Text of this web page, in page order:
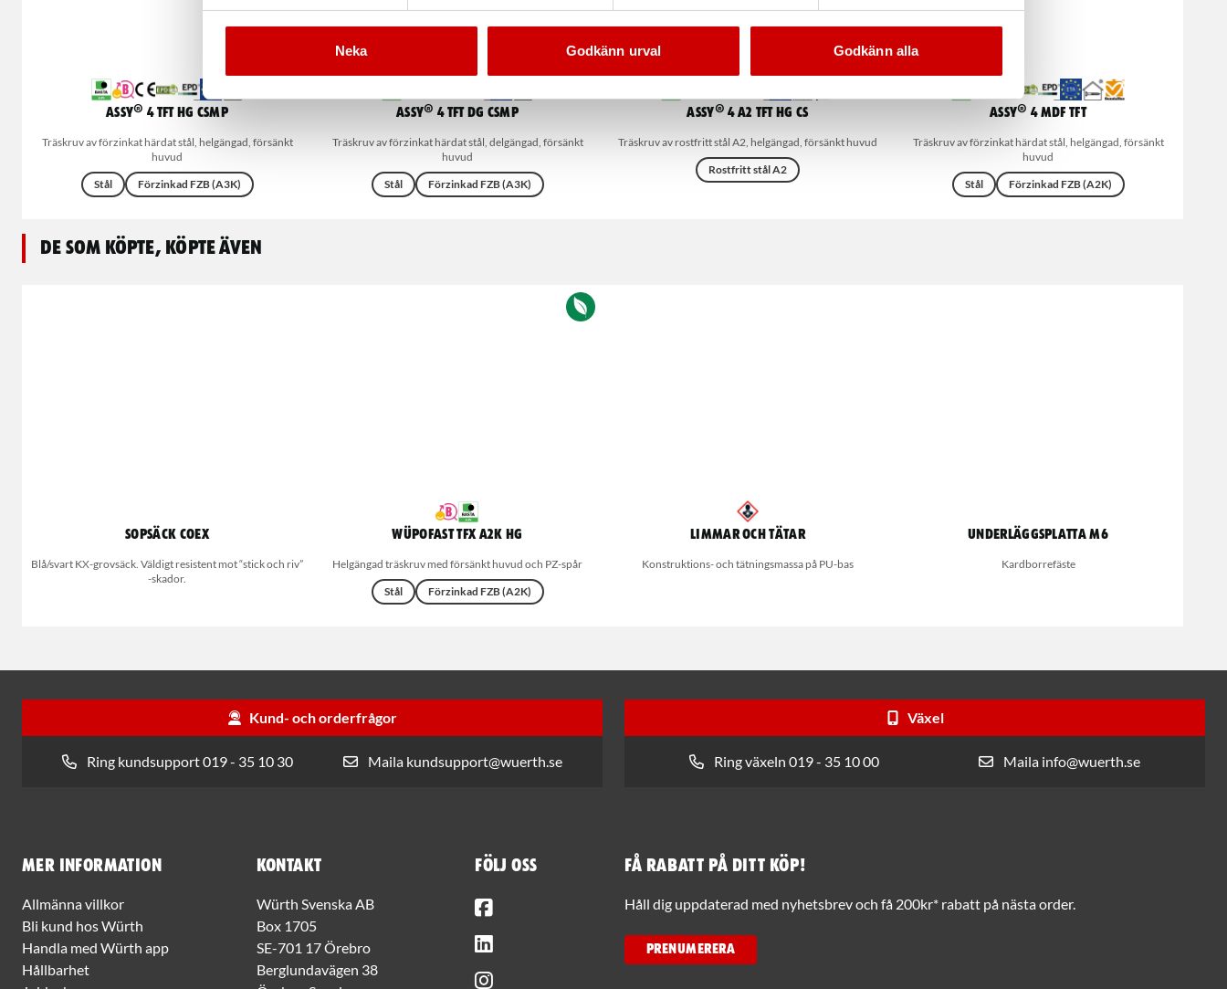
Neka Godkänn urval Godkänn alla
ASSY® 4 TFT HG CSMP
Träskruv av förzinkat härdat stål, helgängad, försänkt
huvud
Stål
Förzinkad FZB (A3K)
ASSY® 4 TFT DG CSMP
Träskruv av förzinkat härdat stål, delgängad, försänkt
huvud
Stål
Förzinkad FZB (A3K)
ASSY® 4 A2 TFT HG CS
Träskruv av rostfritt stål A2, helgängad, försänkt huvud
Rostfritt stål A2
ASSY® 4 MDF TFT
Träskruv av förzinkat härdat stål, helgängad, försänkt
huvud
Stål
Förzinkad FZB (A2K)
De som köpte, köpte även
Sopsäck Coex
Blå/svart KX-grovsäck. Väldigt resistent mot “stick och riv”
-skador.
WÜPOFAST TFX A2K HG
Helgängad träskruv med försänkt huvud och PZ-spår
Stål
Förzinkad FZB (A2K)
Limmar och Tätar
Konstruktions- och tätningsmassa på PU-bas
Underläggsplatta M6
Kardborrefäste
Kund- och orderfrågor
Ring kundsupport 019 - 35 10 30 Maila kundsupport@wuerth.se
Växel
Ring växeln 019 - 35 10 00 Maila info@wuerth.se
Mer information
Allmänna villkor
Bli kund hos Würth
Handla med Würth app
Hållbarhet
Kontakt
Würth Svenska AB
Box 1705
SE-701 17 Örebro
Berglundavägen 38
Följ oss Få rabatt på ditt köp!
Håll dig uppdaterad med nyhetsbrev och få 200kr* rabatt på nästa order.
PRENUMERERA